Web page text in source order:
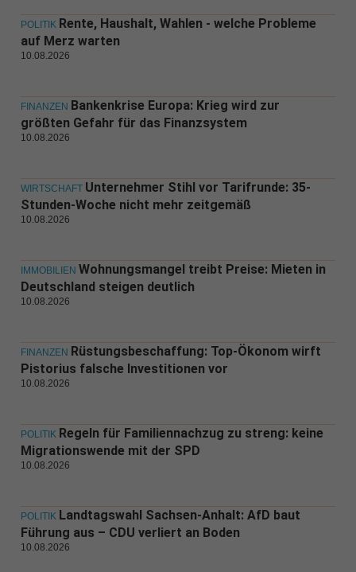
POLITIK Rente, Haushalt, Wahlen - welche Probleme
auf Merz warten
10.08.2026
FINANZEN Bankenkrise Europa: Krieg wird zur
größten Gefahr für das Finanzsystem
10.08.2026
WIRTSCHAFT Unternehmer Stihl vor Tarifrunde: 35-
Stunden-Woche nicht mehr zeitgemäß
10.08.2026
IMMOBILIEN Wohnungsmangel treibt Preise: Mieten in
Deutschland steigen deutlich
10.08.2026
FINANZEN Rüstungsbeschaffung: Top-Ökonom wirft
Pistorius falsche Investitionen vor
10.08.2026
POLITIK Regeln für Familiennachzug zu streng: keine
Migrationswende mit der SPD
10.08.2026
POLITIK Landtagswahl Sachsen-Anhalt: AfD baut
Führung aus – CDU verliert an Boden
10.08.2026